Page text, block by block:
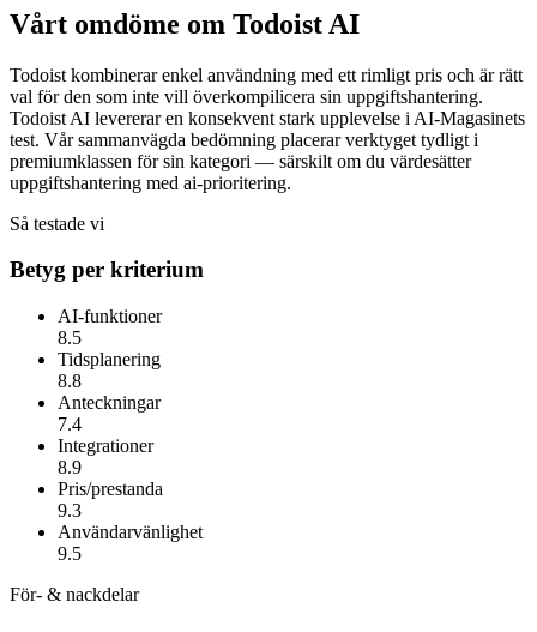
Vårt omdöme om Todoist AI
Todoist kombinerar enkel användning med ett rimligt pris och är rätt
val för den som inte vill överkompilicera sin uppgiftshantering.
Todoist AI levererar en konsekvent stark upplevelse i AI-Magasinets
test. Vår sammanvägda bedömning placerar verktyget tydligt i
premiumklassen för sin kategori — särskilt om du värdesätter
uppgiftshantering med ai-prioritering.
Så testade vi
Betyg per kriterium
AI-funktioner
8.5
Tidsplanering
8.8
Anteckningar
7.4
Integrationer
8.9
Pris/prestanda
9.3
Användarvänlighet
9.5
För- & nackdelar